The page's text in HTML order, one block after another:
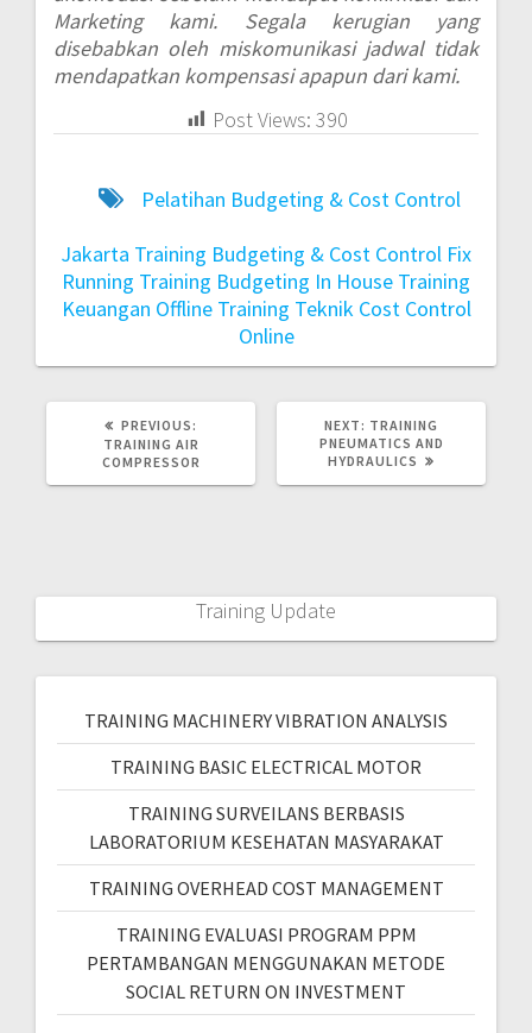
Marketing kami. Segala kerugian yang
disebabkan oleh miskomunikasi jadwal tidak
mendapatkan kompensasi apapun dari kami.
Post Views: 390
Pelatihan Budgeting & Cost Control
Jakarta Training Budgeting & Cost Control Fix
Running Training Budgeting In House Training
Keuangan Offline Training Teknik Cost Control
Online
PREVIOUS:
TRAINING AIR
COMPRESSOR
NEXT: TRAINING
PNEUMATICS AND
HYDRAULICS
Training Update
TRAINING MACHINERY VIBRATION ANALYSIS
TRAINING BASIC ELECTRICAL MOTOR
TRAINING SURVEILANS BERBASIS
LABORATORIUM KESEHATAN MASYARAKAT
TRAINING OVERHEAD COST MANAGEMENT
TRAINING EVALUASI PROGRAM PPM
PERTAMBANGAN MENGGUNAKAN METODE
SOCIAL RETURN ON INVESTMENT